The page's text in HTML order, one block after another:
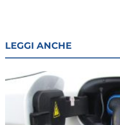
LEGGI ANCHE